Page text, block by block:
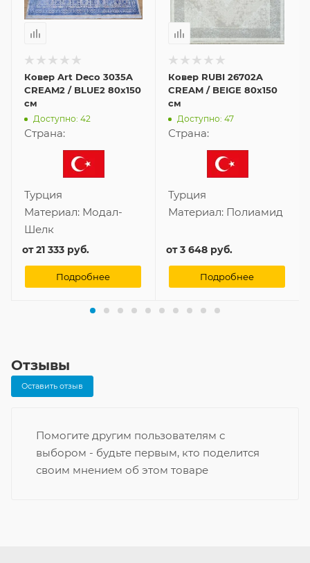
Ковер Art Deco 3035A
CREAM2 / BLUE2 80x150
см
Доступно: 42
Страна:
Турция
Материал: Модал-
Шелк
от21 333 руб.
Подробнее
Ковер RUBI 26702A
CREAM / BEIGE 80x150
см
Доступно: 47
Страна:
Турция
Материал: Полиамид
от3 648 руб.
Подробнее
Отзывы
Оставить отзыв
Помогите другим пользователям с
выбором - будьте первым, кто поделится
своим мнением об этом товаре